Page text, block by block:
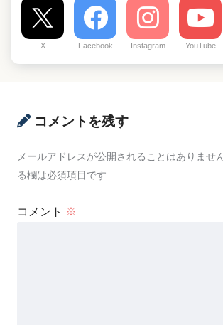
X Facebook Instagram YouTube
コメントを残す
メールアドレスが公開されることはありません
る欄は必須項目です
コメント ※